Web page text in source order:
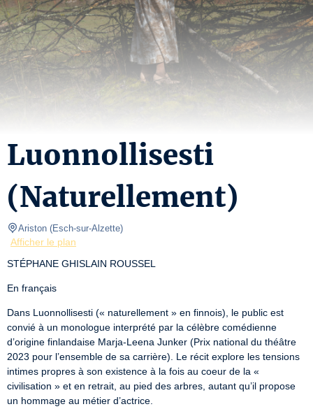
Luonnollisesti
(Naturellement)
Ariston (Esch-sur-Alzette)
Afficher le plan
STÉPHANE GHISLAIN ROUSSEL
En français
Dans Luonnollisesti (« naturellement » en finnois), le public est
convié à un monologue interprété par la célèbre comédienne
d’origine finlandaise Marja-Leena Junker (Prix national du théâtre
2023 pour l’ensemble de sa carrière). Le récit explore les tensions
intimes propres à son existence à la fois au coeur de la «
civilisation » et en retrait, au pied des arbres, autant qu’il propose
un hommage au métier d’actrice.